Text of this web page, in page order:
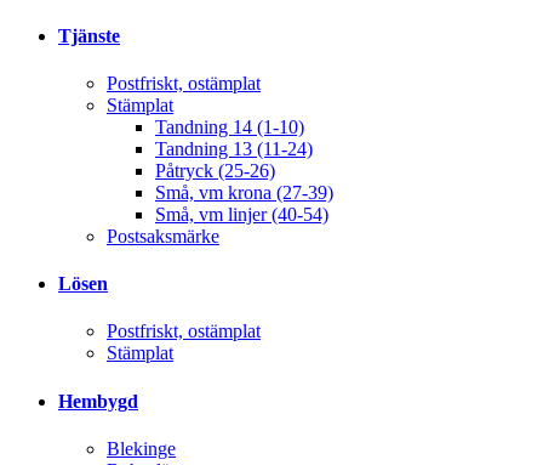
Tjänste
Postfriskt, ostämplat
Stämplat
Tandning 14 (1-10)
Tandning 13 (11-24)
Påtryck (25-26)
Små, vm krona (27-39)
Små, vm linjer (40-54)
Postsaksmärke
Lösen
Postfriskt, ostämplat
Stämplat
Hembygd
Blekinge